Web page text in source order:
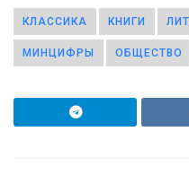
КЛАССИКА КНИГИ
МИНЦИФРЫ ОБЩЕСТВО